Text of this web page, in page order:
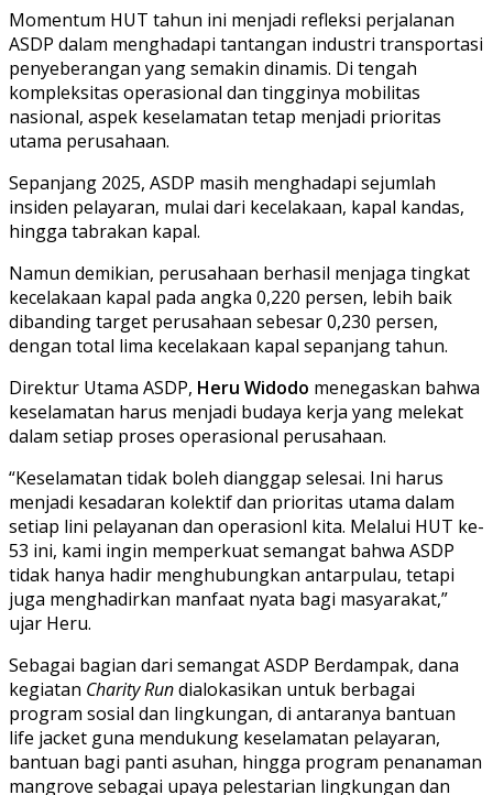
Momentum HUT tahun ini menjadi refleksi perjalanan
ASDP dalam menghadapi tantangan industri transportasi
penyeberangan yang semakin dinamis. Di tengah
kompleksitas operasional dan tingginya mobilitas
nasional, aspek keselamatan tetap menjadi prioritas
utama perusahaan.
Sepanjang 2025, ASDP masih menghadapi sejumlah
insiden pelayaran, mulai dari kecelakaan, kapal kandas,
hingga tabrakan kapal.
Namun demikian, perusahaan berhasil menjaga tingkat
kecelakaan kapal pada angka 0,220 persen, lebih baik
dibanding target perusahaan sebesar 0,230 persen,
dengan total lima kecelakaan kapal sepanjang tahun.
Direktur Utama ASDP, Heru Widodo menegaskan bahwa
keselamatan harus menjadi budaya kerja yang melekat
dalam setiap proses operasional perusahaan.
“Keselamatan tidak boleh dianggap selesai. Ini harus
menjadi kesadaran kolektif dan prioritas utama dalam
setiap lini pelayanan dan operasionl kita. Melalui HUT ke-
53 ini, kami ingin memperkuat semangat bahwa ASDP
tidak hanya hadir menghubungkan antarpulau, tetapi
juga menghadirkan manfaat nyata bagi masyarakat,”
ujar Heru.
Sebagai bagian dari semangat ASDP Berdampak, dana
kegiatan Charity Rundialokasikan untuk berbagai
program sosial dan lingkungan, di antaranya bantuan
life jacket guna mendukung keselamatan pelayaran,
bantuan bagi panti asuhan, hingga program penanaman
mangrove sebagai upaya pelestarian lingkungan dan